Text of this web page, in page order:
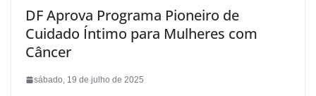
DF Aprova Programa Pioneiro de
Cuidado Íntimo para Mulheres com
Câncer
sábado, 19 de julho de 2025